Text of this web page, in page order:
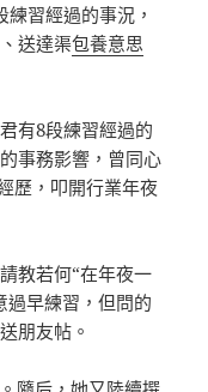
習經過的事況，
送達渠包養意思
有8段練習經過的
事務影響，曾同心
歷，叩開行業年夜
教若何“在年夜一
過早練習，但問的
朋友帖。